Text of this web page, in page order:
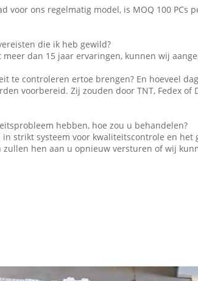
voor ons regelmatig model, is MOQ 100
die ik heb gewild?
dan 15 jaar ervaringen, kunnen wij
te controleren ertoe brengen? En hoeveel
voorbereid. Zij zouden door TNT, Fedex
hebben, hoe zou u behandelen?
strikt systeem voor kwaliteitscontrole en
hen aan u opnieuw versturen of wij